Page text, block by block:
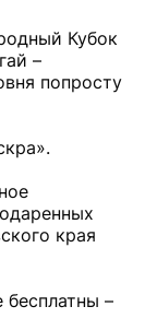
Кубок
–
попросту
края
–